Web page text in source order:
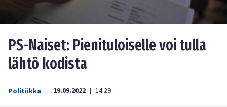
PS-Naiset: Pienituloiselle voi tulla
lähtö kodista
Politiikka 19.09.2022 | 14:29